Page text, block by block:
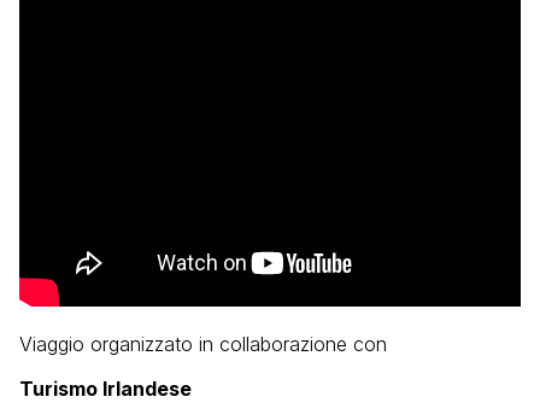
Viaggio organizzato in collaborazione con
Turismo Irlandese